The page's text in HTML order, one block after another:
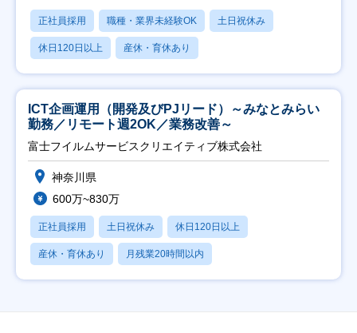
正社員採用 職種・業界未経験OK 土日祝休み
休日120日以上 産休・育休あり
ICT企画運用（開発及びPJリード）～みなとみらい
勤務／リモート週2OK／業務改善～
富士フイルムサービスクリエイティブ株式会社
神奈川県
600万~830万
正社員採用 土日祝休み 休日120日以上
産休・育休あり 月残業20時間以内